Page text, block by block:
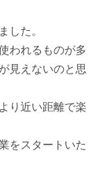
した。
われるものが多
見えないのと思
り近い距離で楽
をスタートいた